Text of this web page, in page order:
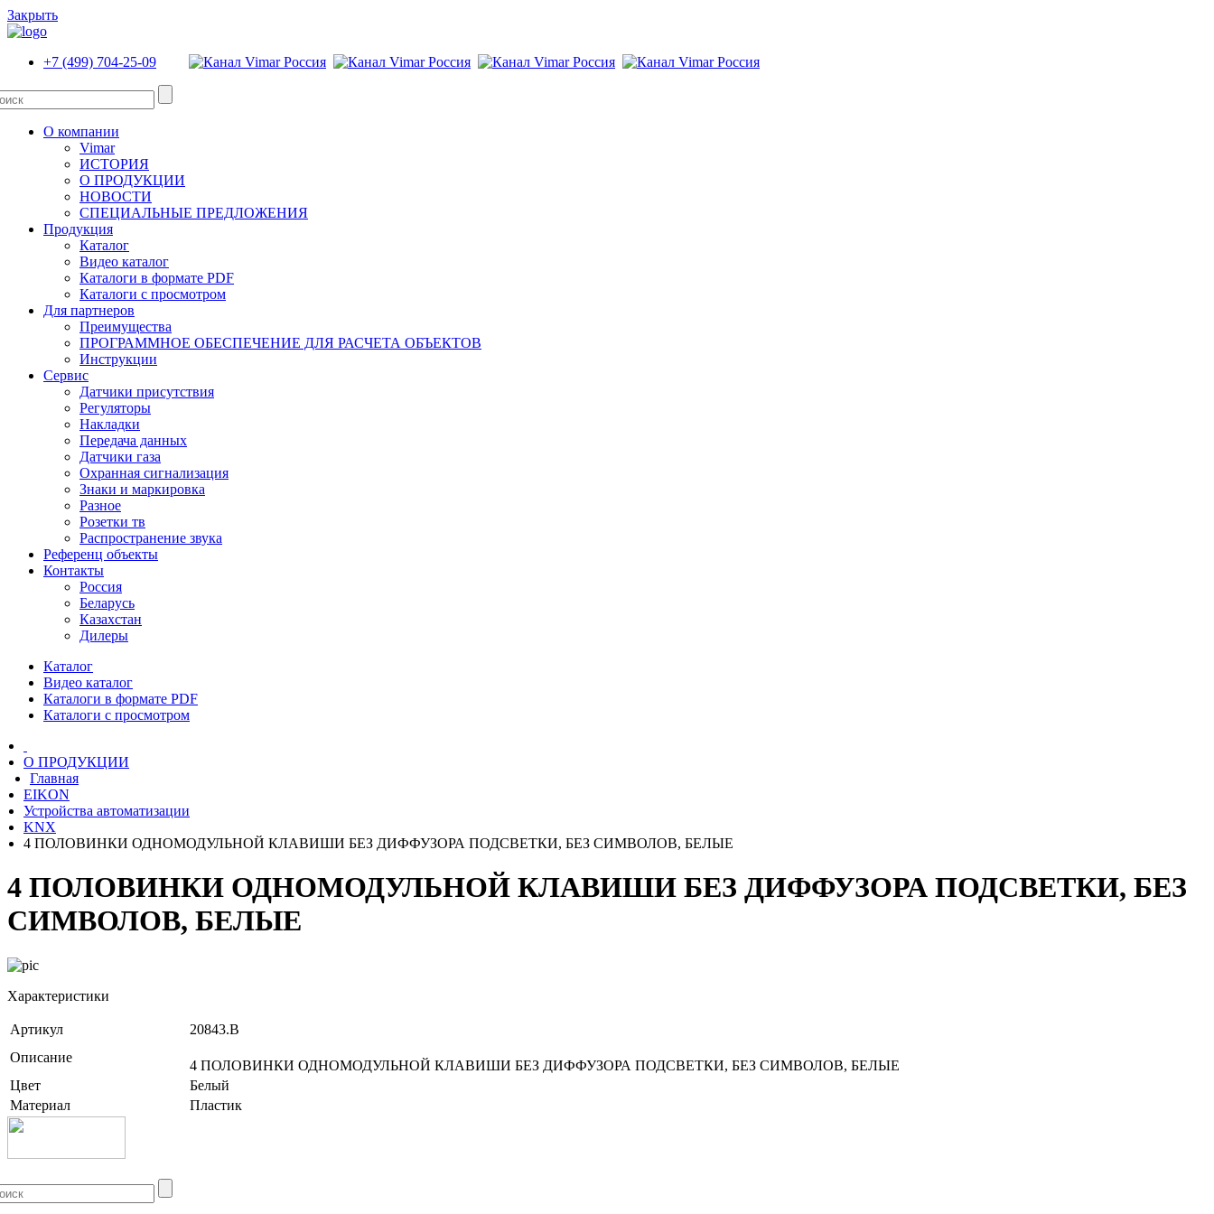
Закрыть
+7 (499) 704-25-09
О компании
Vimar
ИСТОРИЯ
О ПРОДУКЦИИ
НОВОСТИ
СПЕЦИАЛЬНЫЕ ПРЕДЛОЖЕНИЯ
Продукция
Каталог
Видео каталог
Каталоги в формате PDF
Каталоги с просмотром
Для партнеров
Преимущества
ПРОГРАММНОЕ ОБЕСПЕЧЕНИЕ ДЛЯ РАСЧЕТА ОБЪЕКТОВ
Инструкции
Сервис
Датчики присутствия
Регуляторы
Накладки
Передача данных
Датчики газа
Охранная сигнализация
Знаки и маркировка
Разное
Розетки тв
Распространение звука
Референц объекты
Контакты
Россия
Беларусь
Казахстан
Дилеры
Каталог
Видео каталог
Каталоги в формате PDF
Каталоги с просмотром
О ПРОДУКЦИИ
Главная
EIKON
Устройства автоматизации
KNX
4 ПОЛОВИНКИ ОДНОМОДУЛЬНОЙ КЛАВИШИ БЕЗ ДИФФУЗОРА ПОДСВЕТКИ, БЕЗ СИМВОЛОВ, БЕЛЫЕ
4 ПОЛОВИНКИ ОДНОМОДУЛЬНОЙ КЛАВИШИ БЕЗ ДИФФУЗОРА ПОДСВЕТКИ, БЕЗ
СИМВОЛОВ, БЕЛЫЕ
Характеристики
Артикул
20843.B
Описание
4 ПОЛОВИНКИ ОДНОМОДУЛЬНОЙ КЛАВИШИ БЕЗ ДИФФУЗОРА ПОДСВЕТКИ, БЕЗ СИМВОЛОВ, БЕЛЫЕ
Цвет
Белый
Материал
Пластик